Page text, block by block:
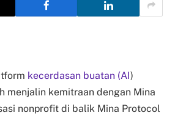
kecerdasan buatan (AI)
menjalin kemitraan dengan Mina
nonprofit di balik Mina Protocol